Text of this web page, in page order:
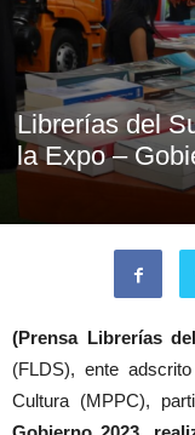
Librerías del
la Expo –
(Prensa Librerías
(FLDS), ente
Cultura (MPPC),